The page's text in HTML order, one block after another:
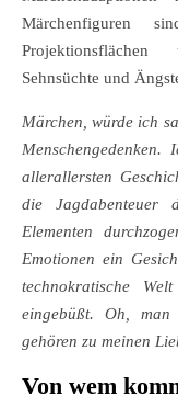
Märchenfiguren
Projektionsflächen
Sehnsüchte und
Märchen, würde ich
allerallersten
die Jagdabenteuer
Elementen
Emotionen ein
technokratische
eingebüßt. Oh, man
gehören zu meinen
Von wem